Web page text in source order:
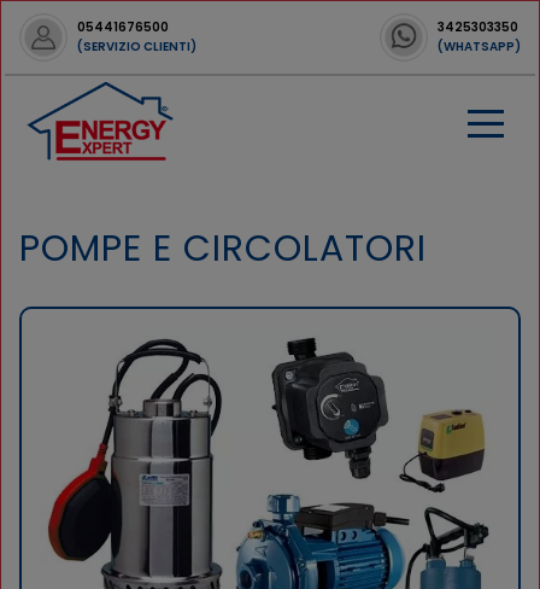
05441676500
(SERVIZIO CLIENTI)
3425303350
(WHATSAPP)
POMPE E CIRCOLATORI